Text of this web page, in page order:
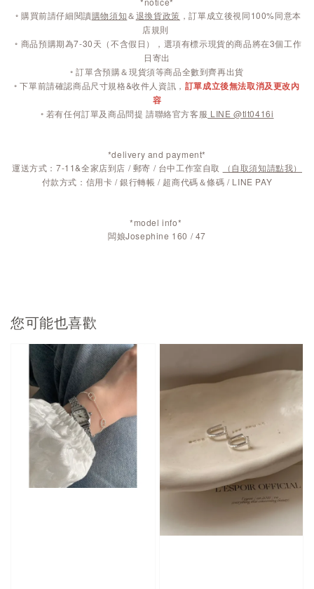
◦ 購買前請仔細閱讀購物須知＆退換貨政策 ，訂單成立後視同100%同意本
店規則
◦ 商品預購期為7-30天（不含假日），選項有標示現貨的商品將在3個工作
日寄出
◦ 訂單含預購＆現貨須等商品全數到齊再出貨
◦ 下單前請確認商品尺寸規格&收件人資訊， 訂單成立後無法取消及更改內
容
◦ 若有任何訂單及商品問提 請聯絡官方客服 LINE @tlt0416i
*delivery and payment*
運送方式：7-11&全家店到店 / 郵寄 / 台中工作室自取
（自取須知請點我）
付款方式：信用卡 / 銀行轉帳 / 超商代碼＆條碼 / LINE PAY
*model info*
闆娘Josephine 160 / 47
您可能也喜歡